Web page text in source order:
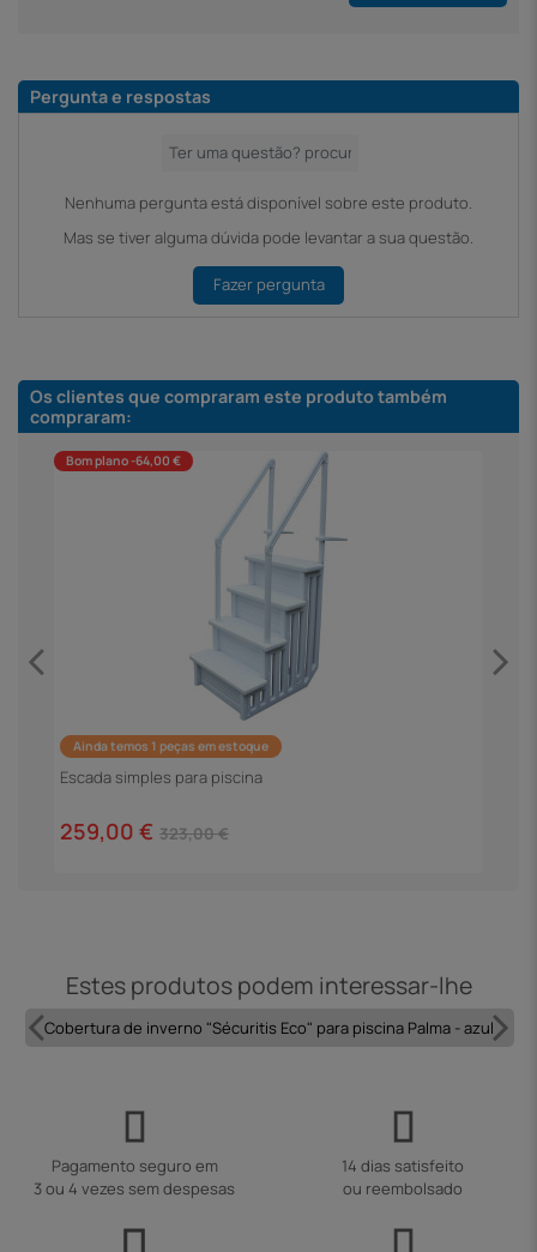
Pergunta e respostas
Nenhuma pergunta está disponível sobre este produto.
Mas se tiver alguma dúvida pode levantar a sua questão.
Fazer pergunta
Os clientes que compraram este produto também
compraram:
Bom plano -64,00 €
Ainda temos 1 peças em estoque
Escada simples para piscina
259,00 € 323,00 €
Estes produtos podem interessar-lhe
Cobertura de inverno "Sécuritis Eco" para piscina Palma - azul
Pagamento seguro em
3 ou 4 vezes sem despesas
14 dias satisfeito
ou reembolsado